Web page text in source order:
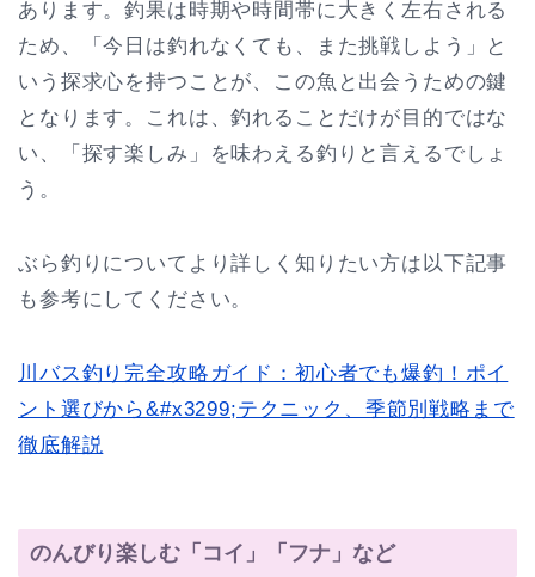
あります。釣果は時期や時間帯に大きく左右される
ため、「今日は釣れなくても、また挑戦しよう」と
いう探求心を持つことが、この魚と出会うための鍵
となります。これは、釣れることだけが目的ではな
い、「探す楽しみ」を味わえる釣りと言えるでしょ
う。
ぶら釣りについてより詳しく知りたい方は以下記事
も参考にしてください。
川バス釣り完全攻略ガイド：初心者でも爆釣！ポイ
ント選びから&#x3299;テクニック、季節別戦略まで
徹底解説
のんびり楽しむ「コイ」「フナ」など